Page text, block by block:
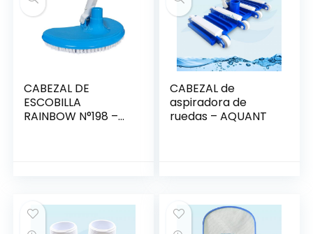
CABEZAL DE
ESCOBILLA
RAINBOW N°198 –
CABEZAL de
aspiradora de
ruedas – AQUANT